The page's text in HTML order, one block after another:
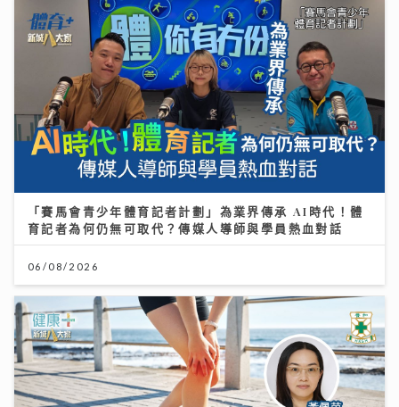
「賽馬會青少年體育記者計劃」為業界傳承 AI時代！體
育記者為何仍無可取代？傳媒人導師與學員熱血對話
06/08/2026